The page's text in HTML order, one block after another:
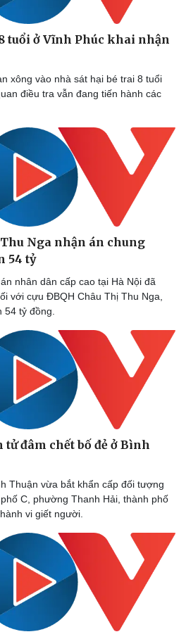
Đời sống
Nhà đẹp
Blog
Tình yêu - Gia đình
tuổi ở Vĩnh Phúc khai nhận
xông vào nhà sát hại bé trai 8 tuổi
điều tra vẫn đang tiến hành các
Nga nhận án chung
54 tỷ
nhân dân cấp cao tại Hà Nội đã
với cựu ĐBQH Châu Thị Thu Nga,
tỷ đồng.
đâm chết bố đẻ ở Bình
Thuận vừa bắt khẩn cấp đối tượng
C, phường Thanh Hải, thành phố
vi giết người.